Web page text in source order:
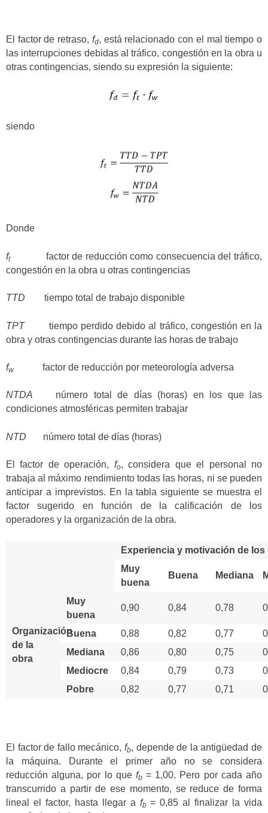
El factor de retraso, fd, está relacionado con el mal tiempo o
las interrupciones debidas al tráfico, congestión en la obra u
otras contingencias, siendo su expresión la siguiente:
siendo
Donde
ftfactor de reducción como consecuencia del tráfico,
congestión en la obra u otras contingencias
TTD tiempo total de trabajo disponible
TPTtiempo perdido debido al tráfico, congestión en la
obra y otras contingencias durante las horas de trabajo
fw factor de reducción por meteorología adversa
NTDA número total de días (horas) en los que las
condiciones atmosféricas permiten trabajar
NTD número total de días (horas)
El factor de operación, fo, considera que el personal no
trabaja al máximo rendimiento todas las horas, ni se pueden
anticipar a imprevistos. En la tabla siguiente se muestra el
factor sugerido en función de la calificación de los
operadores y la organización de la obra.
Experiencia y motivación de
Muy
buena
Buena Mediana
Organización
de la
obra
Muy
buena
0,90 0,84 0,78
Buena 0,88 0,82 0,77
Mediana
0,86 0,80 0,75
Mediocre
0,84 0,79 0,73
Pobre
0,82 0,77 0,71
El factor de fallo mecánico, fb, depende de la antigüedad de
la máquina. Durante el primer año no se considera
reducción alguna, por lo que fb= 1,00. Pero por cada año
transcurrido a partir de ese momento, se reduce de forma
lineal el factor, hasta llegar a fb= 0,85 al finalizar la vida